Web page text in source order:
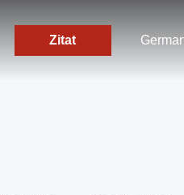
Zitat